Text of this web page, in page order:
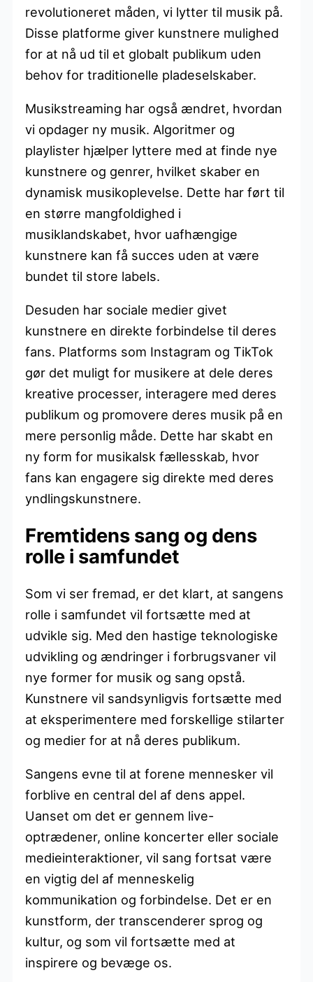
revolutioneret måden, vi lytter til musik på.
Disse platforme giver kunstnere mulighed
for at nå ud til et globalt publikum uden
behov for traditionelle pladeselskaber.
Musikstreaming har også ændret, hvordan
vi opdager ny musik. Algoritmer og
playlister hjælper lyttere med at finde nye
kunstnere og genrer, hvilket skaber en
dynamisk musikoplevelse. Dette har ført til
en større mangfoldighed i
musiklandskabet, hvor uafhængige
kunstnere kan få succes uden at være
bundet til store labels.
Desuden har sociale medier givet
kunstnere en direkte forbindelse til deres
fans. Platforms som Instagram og TikTok
gør det muligt for musikere at dele deres
kreative processer, interagere med deres
publikum og promovere deres musik på en
mere personlig måde. Dette har skabt en
ny form for musikalsk fællesskab, hvor
fans kan engagere sig direkte med deres
yndlingskunstnere.
Fremtidens sang og dens
rolle i samfundet
Som vi ser fremad, er det klart, at sangens
rolle i samfundet vil fortsætte med at
udvikle sig. Med den hastige teknologiske
udvikling og ændringer i forbrugsvaner vil
nye former for musik og sang opstå.
Kunstnere vil sandsynligvis fortsætte med
at eksperimentere med forskellige stilarter
og medier for at nå deres publikum.
Sangens evne til at forene mennesker vil
forblive en central del af dens appel.
Uanset om det er gennem live-
optrædener, online koncerter eller sociale
medieinteraktioner, vil sang fortsat være
en vigtig del af menneskelig
kommunikation og forbindelse. Det er en
kunstform, der transcenderer sprog og
kultur, og som vil fortsætte med at
inspirere og bevæge os.